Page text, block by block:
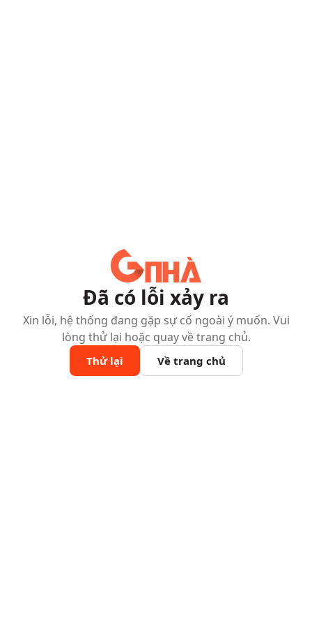
Đã có lỗi xảy ra
Xin lỗi, hệ thống đang gặp sự cố ngoài ý muốn. Vui
lòng thử lại hoặc quay về trang chủ.
Thử lại Về trang chủ